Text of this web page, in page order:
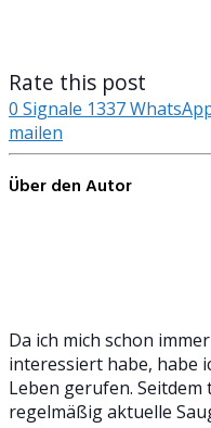
Rate this post
0 Signale 1337
mailen
Über den Autor
Da ich mich schon
interessiert habe, habe
Leben gerufen.
regelmäßig aktuelle